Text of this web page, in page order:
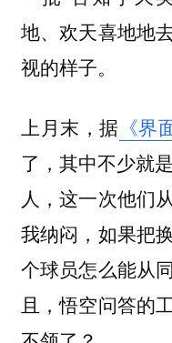
地、欢天喜地地
视的样子。
上月末，据 《界
了，其中不少就
人，这一次他们
我纳闷，如果把
个球员怎么能从
且，悟空问答的